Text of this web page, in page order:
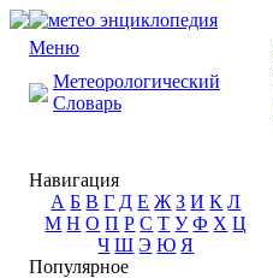
Меню
Метеорологический
Словарь
Навигация
А Б В Г Д Е Ж З И К Л
М Н О П Р С Т У Ф Х Ц
Ч Ш Э Ю Я
Популярное